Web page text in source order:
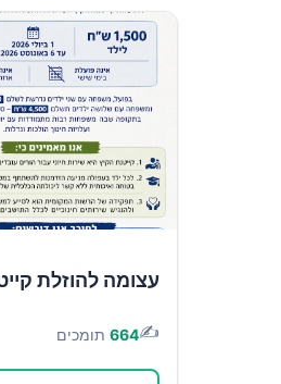
עצומה להוזלת
✍️
664 תומכים